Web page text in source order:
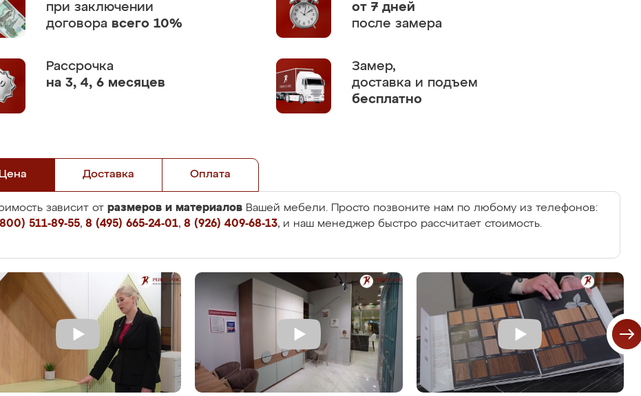
при заключении
договора всего 10%
от 7 дней
после замера
Рассрочка
на 3, 4, 6 месяцев
Замер,
доставка и подъем
бесплатно
Цена Доставка Оплата
зависит от размеров и материалов Вашей мебели. Просто позвоните нам по любому из телефонов:
511-89-55, 8 (495) 665-24-01, 8 (926) 409-68-13, и наш менеджер быстро рассчитает стоимость.